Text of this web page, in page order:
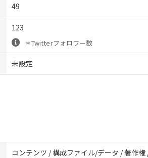
49
123
＊Twitterフォロワー数
未設定
コンテンツ / 構成ファイル/データ / 著作権